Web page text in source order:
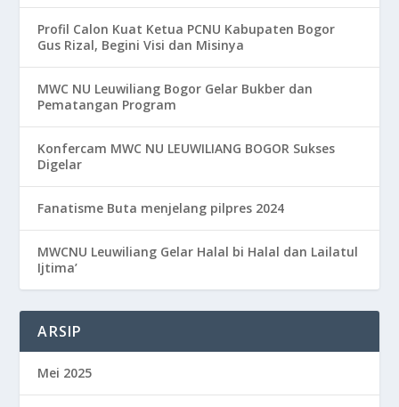
Profil Calon Kuat Ketua PCNU Kabupaten Bogor
Gus Rizal, Begini Visi dan Misinya
MWC NU Leuwiliang Bogor Gelar Bukber dan
Pematangan Program
Konfercam MWC NU LEUWILIANG BOGOR Sukses
Digelar
Fanatisme Buta menjelang pilpres 2024
MWCNU Leuwiliang Gelar Halal bi Halal dan Lailatul
Ijtima’
ARSIP
Mei 2025